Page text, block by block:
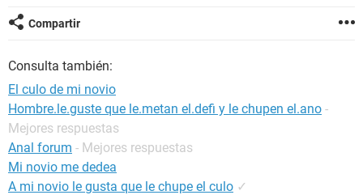
GLOSARIO
Compartir
Consulta también:
El culo de mi novio
Hombre.le.guste que le.metan el.defi y le chupen el.ano -
Mejores respuestas
Anal forum - Mejores respuestas
Mi novio me dedea
A mi novio le gusta que le chupe el culo ✓